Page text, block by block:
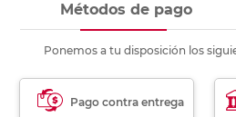
Métodos de pago
Ponemos a tu disposición los
Pago contra entrega